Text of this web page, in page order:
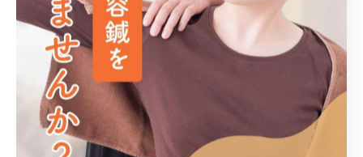
関連タグ
#大野城市